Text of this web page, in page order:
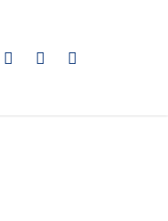
twitterlinkedin
email